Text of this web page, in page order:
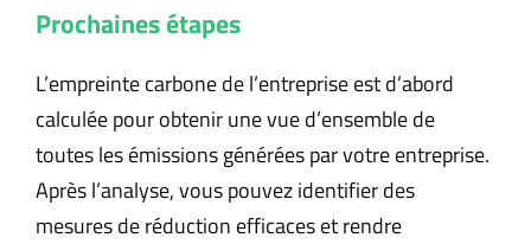
Prochaines étapes
L’empreinte carbone de l’entreprise est d’abord
calculée pour obtenir une vue d’ensemble de
toutes les émissions générées par votre entreprise.
Après l’analyse, vous pouvez identifier des
mesures de réduction efficaces et rendre